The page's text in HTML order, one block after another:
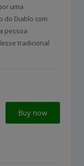
uma
do Diablo com
pessoa
tradicional
Buy now